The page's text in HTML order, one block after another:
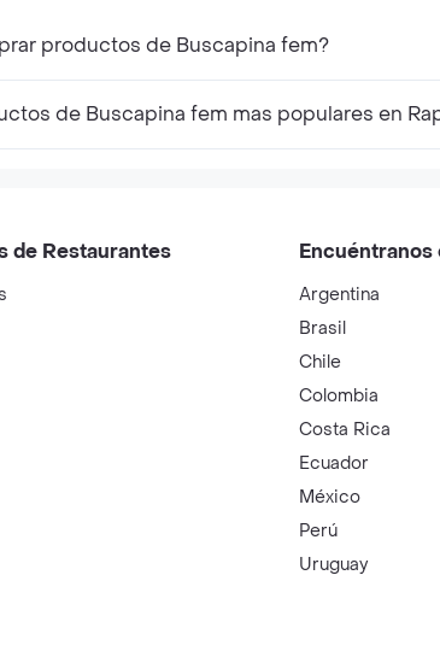
productos de Buscapina fem?
de Buscapina fem mas populares en
de Restaurantes Encuéntranos
Argentina
Brasil
Chile
Colombia
Costa Rica
Ecuador
México
Perú
Uruguay